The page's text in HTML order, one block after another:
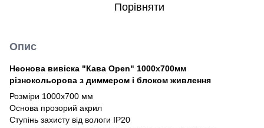
Порівняти
Опис
Неонова вивіска "Кава Open" 1000х700мм
різнокольорова з диммером і блоком живлення
Розміри 1000х700 мм
Основа прозорий акрил
Ступінь захисту від вологи ІР20